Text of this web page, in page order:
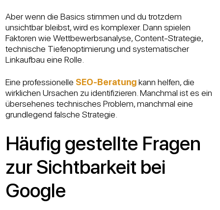
Aber wenn die Basics stimmen und du trotzdem
unsichtbar bleibst, wird es komplexer. Dann spielen
Faktoren wie Wettbewerbsanalyse, Content-Strategie,
technische Tiefenoptimierung und systematischer
Linkaufbau eine Rolle.
Eine professionelle SEO-Beratungkann helfen, die
wirklichen Ursachen zu identifizieren. Manchmal ist es ein
übersehenes technisches Problem, manchmal eine
grundlegend falsche Strategie.
Häufig gestellte Fragen
zur Sichtbarkeit bei
Google